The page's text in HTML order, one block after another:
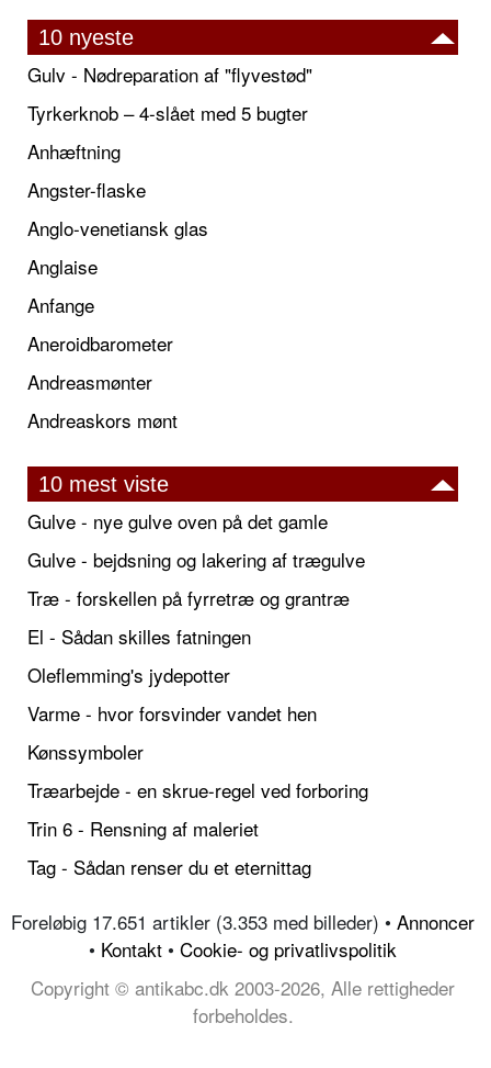
10 nyeste
Gulv - Nødreparation af "flyvestød"
Tyrkerknob – 4-slået med 5 bugter
Anhæftning
Angster-flaske
Anglo-venetiansk glas
Anglaise
Anfange
Aneroidbarometer
Andreasmønter
Andreaskors mønt
10 mest viste
Gulve - nye gulve oven på det gamle
Gulve - bejdsning og lakering af trægulve
Træ - forskellen på fyrretræ og grantræ
El - Sådan skilles fatningen
Oleflemming's jydepotter
Varme - hvor forsvinder vandet hen
Kønssymboler
Træarbejde - en skrue-regel ved forboring
Trin 6 - Rensning af maleriet
Tag - Sådan renser du et eternittag
Foreløbig 17.651 artikler (3.353 med billeder) • Annoncer
• Kontakt • Cookie- og privatlivspolitik
Copyright © antikabc.dk 2003-2026, Alle rettigheder
forbeholdes.